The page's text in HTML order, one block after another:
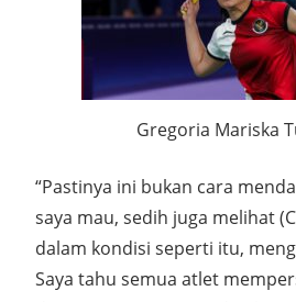
Gregoria Mariska
“Pastinya ini bukan cara
saya mau, sedih juga melihat
dalam kondisi seperti itu,
Saya tahu semua atlet